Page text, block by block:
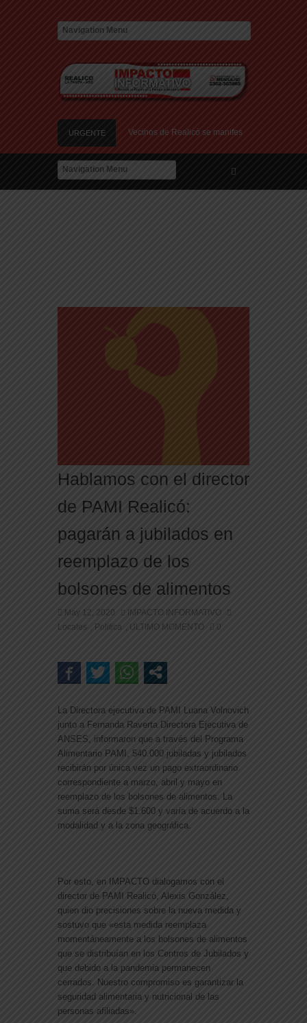
URGENTE
en el Relleno Sanitario Vecinos de Realicó se manifestaron en la plaza
«¿Nos dieron a Messi?»
Hablamos con el director
de PAMI Realicó:
pagarán a jubilados en
reemplazo de los
bolsones de alimentos
May 12, 2020
IMPACTO INFORMATIVO
Locales
Politica ULTIMO MOMENTO 0
La Directora ejecutiva de PAMI Luana Volnovich
junto a Fernanda Raverta Directora Ejecutiva de
ANSES, informaron que a través del Programa
Alimentario PAMI, 540.000 jubiladas y jubilados
recibirán por única vez un pago extraordinario
correspondiente a marzo, abril y mayo en
reemplazo de los bolsones de alimentos. La
suma será desde $1.600 y varía de acuerdo a la
modalidad y a la zona geográfica.
Por esto, en IMPACTO dialogamos con el
director de PAMI Realicó, Alexis González,
quien dio precisiones sobre la nueva medida y
sostuvo que «esta medida reemplaza
momentáneamente a los bolsones de alimentos
que se distribuían en los Centros de Jubilados y
que debido a la pandemia permanecen
cerrados. Nuestro compromiso es garantizar la
seguridad alimentaria y nutricional de las
personas afiliadas».